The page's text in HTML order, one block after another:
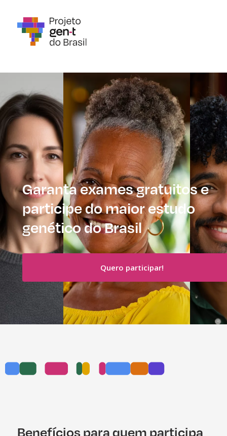
Garanta exames gratuitos e
participe do maior estudo
genético do Brasil
Quero participar!
Benefícios para quem participa